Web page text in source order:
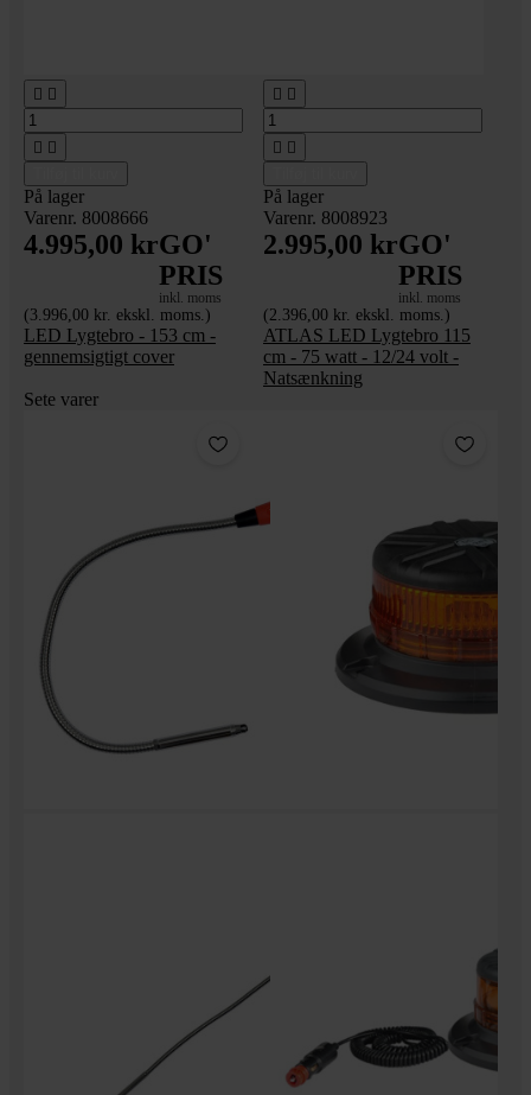
 
 
På lager
Varenr. 8008666
4.995,00 krGO'
PRIS
inkl. moms
(3.996,00 kr. ekskl. moms.)
LED Lygtebro - 153 cm -
gennemsigtigt cover
 
 
På lager
Varenr. 8008923
2.995,00 krGO'
PRIS
inkl. moms
(2.396,00 kr. ekskl. moms.)
ATLAS LED Lygtebro 115
cm - 75 watt - 12/24 volt -
Natsænkning
Sete varer